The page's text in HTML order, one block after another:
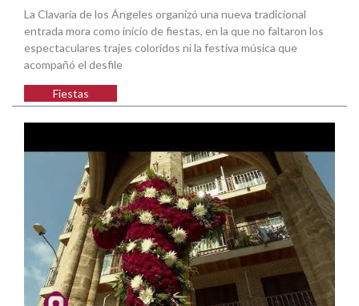
La Clavaría de los Ángeles organizó una nueva tradicional
entrada mora como inicio de fiestas, en la que no faltaron los
espectaculares trajes coloridos ni la festiva música que
acompañó el desfile
Fiestas